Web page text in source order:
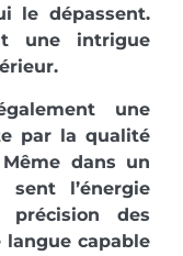
le dépassent.
une intrigue
une
par la qualité
dans un
l’énergie
des
capable